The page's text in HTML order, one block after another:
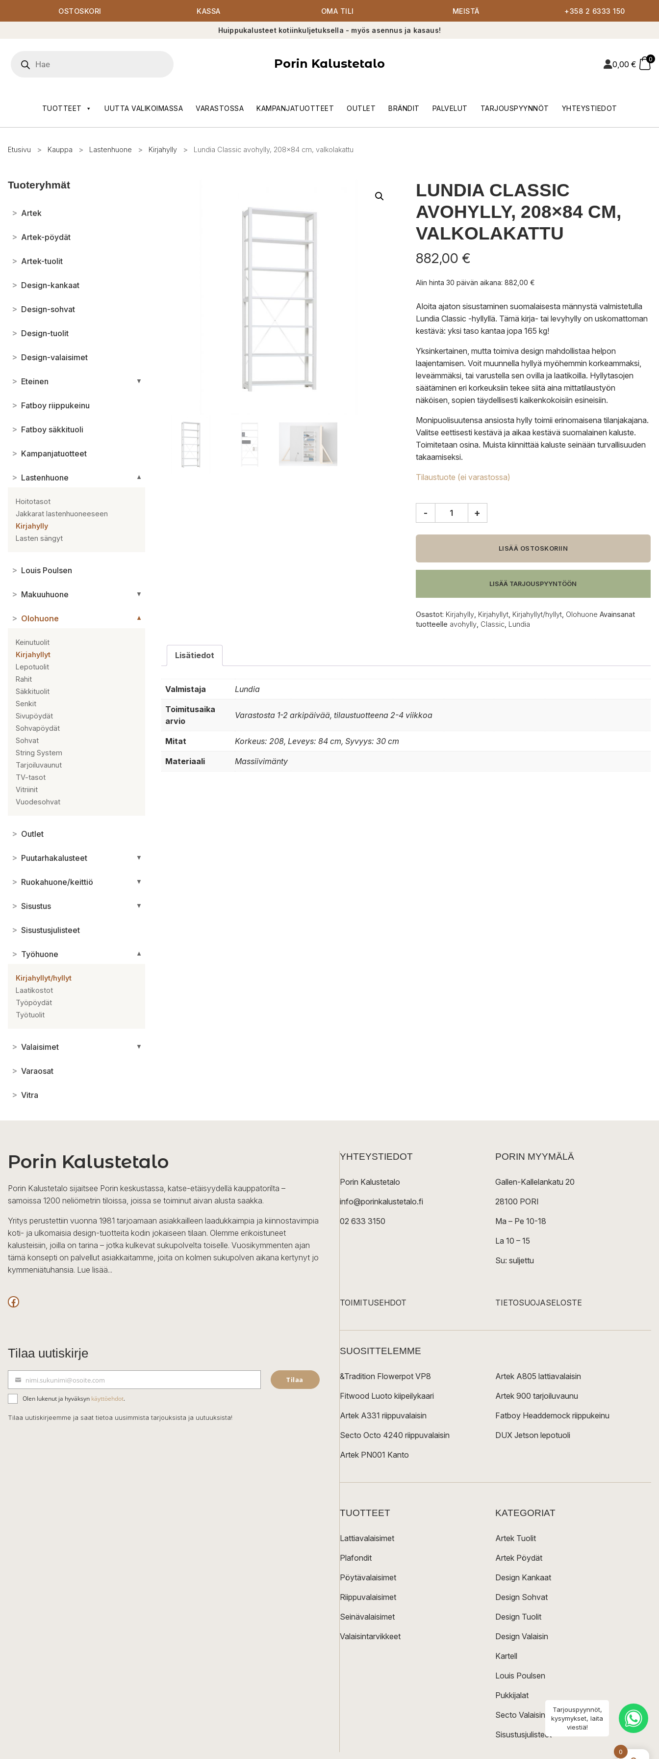
OSTOSKORI KASSA OMA TILI MEISTÄ +358 2 6333 150
Huippukalusteet kotiinkuljetuksella - myös asennus ja kasaus!
search
Porin Kalustetalo 0,00 €
0
TUOTTEET UUTTA VALIKOIMASSA VARASTOSSA KAMPANJATUOTTEET OUTLET BRÄNDIT PALVELUT TARJOUSPYYNNÖT YHTEYSTIEDOT
Etusivu > Kauppa > Lastenhuone > Kirjahylly > Lundia Classic avohylly, 208×84 cm, valkolakattu
Tuoteryhmät
> Artek
> Artek-pöydät
> Artek-tuolit
> Design-kankaat
> Design-sohvat
> Design-tuolit
> Design-valaisimet
> Eteinen ▼
> Fatboy riippukeinu
> Fatboy säkkituoli
> Kampanjatuotteet
> Lastenhuone ▼
Hoitotasot
Jakkarat lastenhuoneeseen
Kirjahylly
Lasten sängyt
> Louis Poulsen
> Makuuhuone ▼
> Olohuone ▼
Keinutuolit
Kirjahyllyt
Lepotuolit
Rahit
Säkkituolit
Senkit
Sivupöydät
Sohvapöydät
Sohvat
String System
Tarjoiluvaunut
TV-tasot
Vitriinit
Vuodesohvat
> Outlet
> Puutarhakalusteet ▼
> Ruokahuone/keittiö ▼
> Sisustus ▼
> Sisustusjulisteet
> Työhuone ▼
Kirjahyllyt/hyllyt
Laatikostot
Työpöydät
Työtuolit
> Valaisimet ▼
> Varaosat
> Vitra
LUNDIA CLASSIC
AVOHYLLY, 208×84 CM,
VALKOLAKATTU
882,00 €
Alin hinta 30 päivän aikana: 882,00 €
Aloita ajaton sisustaminen suomalaisesta männystä valmistetulla
Lundia Classic -hyllyllä. Tämä kirja- tai levyhylly on uskomattoman
kestävä: yksi taso kantaa jopa 165 kg!
Yksinkertainen, mutta toimiva design mahdollistaa helpon
laajentamisen. Voit muunnella hyllyä myöhemmin korkeammaksi,
leveämmäksi, tai varustella sen ovilla ja laatikoilla. Hyllytasojen
säätäminen eri korkeuksiin tekee siitä aina mittatilaustyön
näköisen, sopien täydellisesti kaikenkokoisiin esineisiin.
Monipuolisuutensa ansiosta hylly toimii erinomaisena tilanjakajana.
Valitse eettisesti kestävä ja aikaa kestävä suomalainen kaluste.
Toimitetaan osina. Muista kiinnittää kaluste seinään turvallisuuden
takaamiseksi.
Tilaustuote (ei varastossa)
avohylly,
cm,
valkolakattu
- +
LISÄÄ OSTOSKORIIN
LISÄÄ TARJOUSPYYNTÖÖN
Osastot: Kirjahylly, Kirjahyllyt, Kirjahyllyt/hyllyt, Olohuone Avainsanat
tuotteelle avohylly, Classic, Lundia
Lisätiedot
Valmistaja Lundia
Toimitusaika
arvio
Varastosta 1-2 arkipäivää, tilaustuotteena 2-4 viikkoa
Mitat Korkeus: 208, Leveys: 84 cm, Syvyys: 30 cm
Materiaali Massiivimänty
0
Porin Kalustetalo
Porin Kalustetalo sijaitsee Porin keskustassa, katse-etäisyydellä kauppatorilta –
samoissa 1200 neliömetrin tiloissa, joissa se toiminut aivan alusta saakka.
Yritys perustettiin vuonna 1981 tarjoamaan asiakkailleen laadukkaimpia ja kiinnostavimpia
koti- ja ulkomaisia design-tuotteita kodin jokaiseen tilaan. Olemme erikoistuneet
kalusteisiin, joilla on tarina – jotka kulkevat sukupolvelta toiselle. Vuosikymmenten ajan
tämä konsepti on palvellut asiakkaitamme, joita on kolmen sukupolven aikana kertynyt jo
kymmeniätuhansia. Lue lisää...
Facebook
Tilaa uutiskirje
ä
h
k
nimi.sukunimi@osoite.com Tilaa
Olen lukenut ja hyväksyn käyttöehdot.
Tilaa uutiskirjeemme ja saat tietoa uusimmista tarjouksista ja uutuuksista!
YHTEYSTIEDOT
Porin Kalustetalo
info@porinkalustetalo.fi
02 633 3150
PORIN MYYMÄLÄ
Gallen-Kallelankatu 20
28100 PORI
Ma – Pe 10-18
La 10 – 15
Su: suljettu
TOIMITUSEHDOT TIETOSUOJASELOSTE
SUOSITTELEMME
&Tradition Flowerpot VP8
Fitwood Luoto kiipeilykaari
Artek A331 riippuvalaisin
Secto Octo 4240 riippuvalaisin
Artek PN001 Kanto
Artek A805 lattiavalaisin
Artek 900 tarjoiluvaunu
Fatboy Headdemock riippukeinu
DUX Jetson lepotuoli
TUOTTEET
Lattiavalaisimet
Plafondit
Pöytävalaisimet
Riippuvalaisimet
Seinävalaisimet
Valaisintarvikkeet
KATEGORIAT
Artek Tuolit
Artek Pöydät
Design Kankaat
Design Sohvat
Design Tuolit
Design Valaisin
Kartell
Louis Poulsen
Pukkijalat
Secto Valaisin
Sisustusjulisteet
Tarjouspyynnöt,
kysymykset, laita
viestiä!